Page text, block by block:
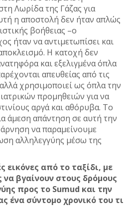
Λωρίδα της Γάζας για
η αποστολή δεν ήταν απλώς
βοήθειας –ο
ήταν να αντιμετωπίσει και
Η κατοχή δεν
και εξελιγμένα όπλα
απευθείας από τις
χρησιμοποιεί ως όπλα την
προμηθειών για να
αργά και αθόρυβα. Το
άμεση απάντηση σε αυτή την
να παραμείνουμε
αλληλεγγύης μέσω της
εικόνες από το ταξίδι, με
βγαίνουν στους δρόμους
προς το Sumud και την
ένα σύντομο χρονικό του τι